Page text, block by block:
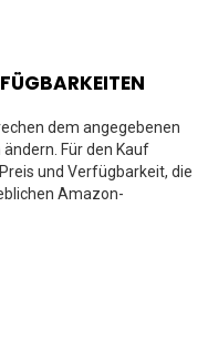
dem angegebenen
Für den Kauf
und Verfügbarkeit, die
Amazon-